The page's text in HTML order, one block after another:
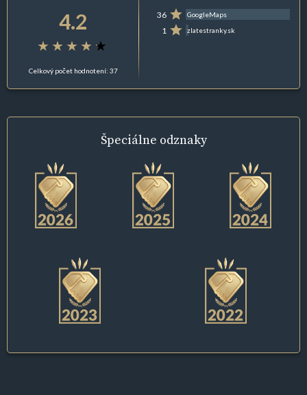
4.2
Celkový počet hodnotení: 37
36 GoogleMaps
1 zlatestranky.sk
Špeciálne odznaky